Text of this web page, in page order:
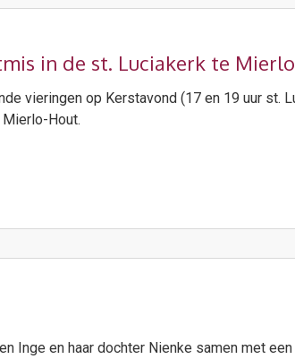
in de st. Luciakerk te
vieringen op Kerstavond (17 en 19 uur
Hout.
Inge en haar dochter Nienke samen met